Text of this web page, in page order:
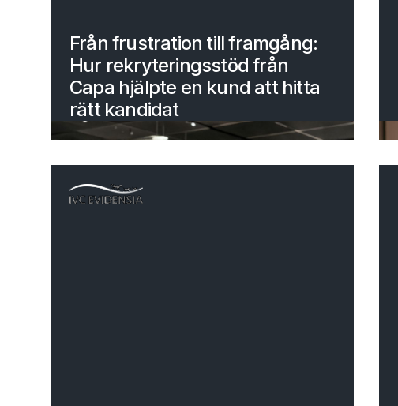
Från frustration till framgång:
Hur rekryteringsstöd från
Capa hjälpte en kund att hitta
rätt kandidat